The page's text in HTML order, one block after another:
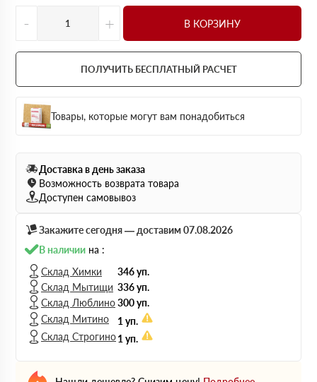
- + В КОРЗИНУ
ПОЛУЧИТЬ БЕСПЛАТНЫЙ РАСЧЕТ
Товары, которые могут вам понадобиться
Доставка в день заказа
Возможность возврата товара
Доступен самовывоз
Закажите сегодня — доставим 07.08.2026
В наличии на :
Склад Химки
346 уп.
Склад Мытищи 336 уп.
Склад Люблино300 уп.
Склад Митино
1 уп.
Склад Строгино1 уп.